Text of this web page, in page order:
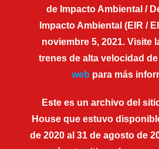
de Impacto Ambiental /
Impacto Ambiental (EIR /
noviembre 5, 2021. Visite
trenes de alta velocidad
web para más
Este es un archivo del
House que estuvo
de 2020 al 31 de agosto de